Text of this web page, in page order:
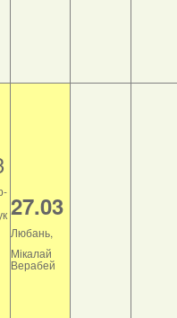
27.03
Любань,
Мікалай
Верабей